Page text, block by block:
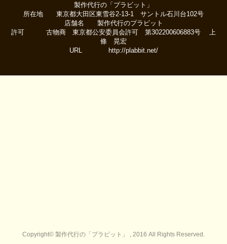
製作代行の「プラビット」
所在地 東京都大田区東雪谷2-13-1 サントル石川台102号
店舗名 製作代行のプラビット
許可 古物商 東京都公安委員会許可 第302200606883号 上
條 晃宏
URL http://plabbit.net/
Copyright© 製作代行の「プラビット」 , 2016 All Rights Reserved.